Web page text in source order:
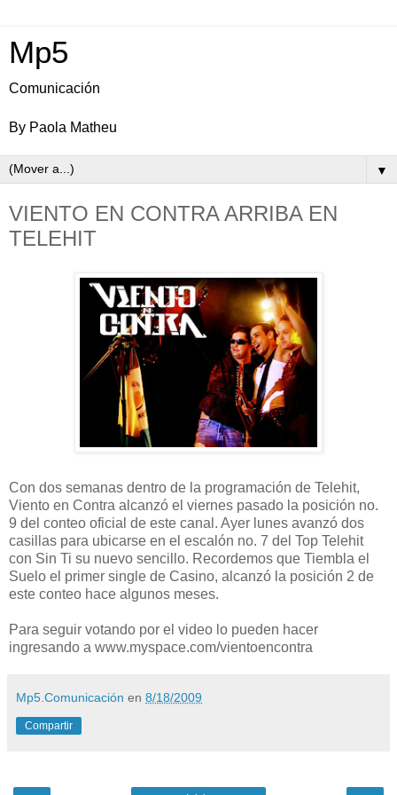
Mp5
Comunicación
By Paola Matheu
▼
VIENTO EN CONTRA ARRIBA EN
TELEHIT
Con dos semanas dentro de la programación de Telehit,
Viento en Contra alcanzó el viernes pasado la posición no.
9 del conteo oficial de este canal. Ayer lunes avanzó dos
casillas para ubicarse en el escalón no. 7 del Top Telehit
con Sin Ti su nuevo sencillo. Recordemos que Tiembla el
Suelo el primer single de Casino, alcanzó la posición 2 de
este conteo hace algunos meses.
Para seguir votando por el video lo pueden hacer
ingresando a www.myspace.com/vientoencontra
Mp5.Comunicación en 8/18/2009
Compartir